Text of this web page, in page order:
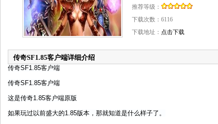
推荐等级：
下载次数： 6116
下载地址： 点击下载
传奇SF1.85客户端详细介绍
传奇SF1.85客户端
传奇SF1.85客户端
这是传奇1.85客户端原版
如果玩过以前盛大的1.85版本，那就知道是什么样子了。